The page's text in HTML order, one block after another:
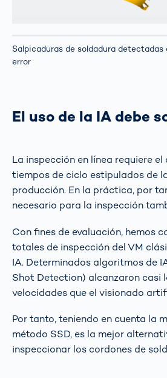
Salpicaduras de soldadura detectadas
error
El uso de la IA debe
La inspección en línea requiere
tiempos de ciclo estipulados de
producción. En la práctica, por
necesario para la inspección
Con fines de evaluación, hemos
totales de inspección del VM
IA. Determinados algoritmos de
Shot Detection) alcanzaron casi
velocidades que el visionado
Por tanto, teniendo en cuenta la
método SSD, es la mejor
inspeccionar los cordones de